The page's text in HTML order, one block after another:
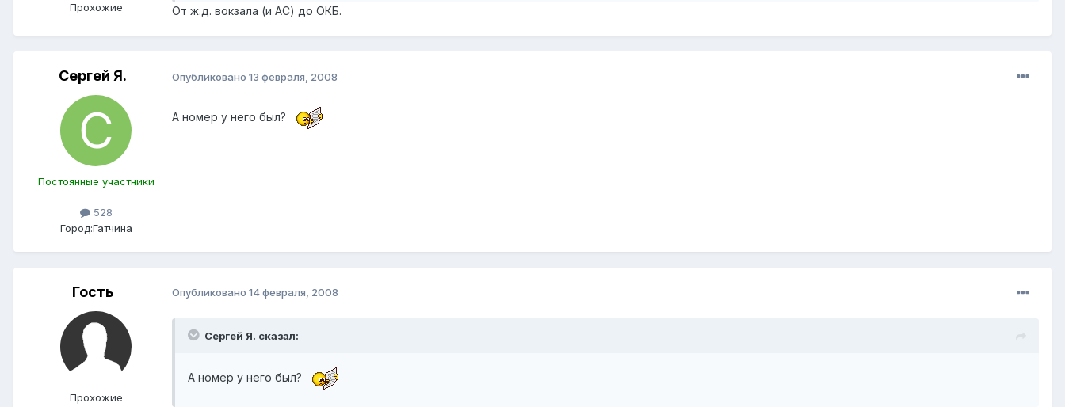
Прохожие От ж.д. вокзала (и АС) до ОКБ.
Сергей Я.
Постоянные участники
528
Город:Гатчина
Опубликовано 13 февраля, 2008
А номер у него был?
Гость
Прохожие
Опубликовано 14 февраля, 2008
Сергей Я. сказал:
А номер у него был?